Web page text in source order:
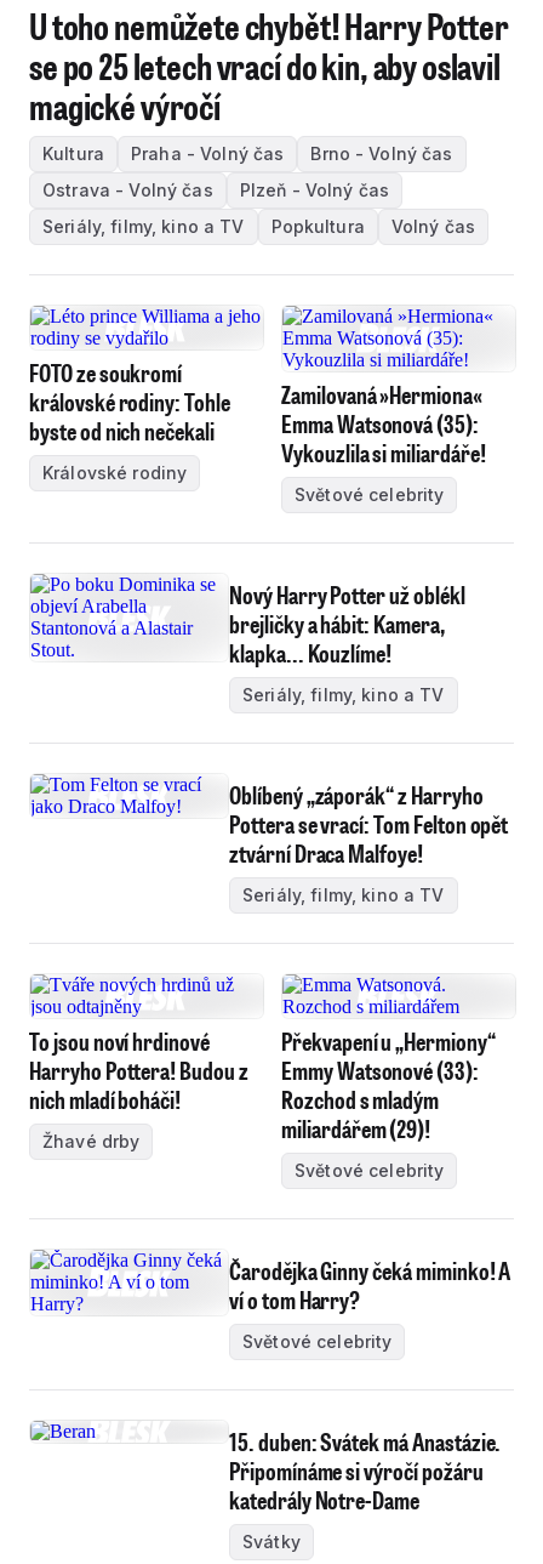
U toho nemůžete chybět! Harry Potter
se po 25 letech vrací do kin, aby oslavil
magické výročí
Kultura Praha - Volný čas
Brno - Volný čas
Ostrava - Volný čas
Plzeň - Volný čas
Seriály, filmy, kino a TV
Popkultura Volný čas
FOTO ze soukromí
královské rodiny: Tohle
byste od nich nečekali
Královské rodiny
Zamilovaná »Hermiona«
Emma Watsonová (35):
Vykouzlila si miliardáře!
Světové celebrity
Nový Harry Potter už oblékl
brejličky a hábit: Kamera,
klapka... Kouzlíme!
Seriály, filmy, kino a TV
Oblíbený „záporák“ z Harryho
Pottera se vrací: Tom Felton opět
ztvární Draca Malfoye!
Seriály, filmy, kino a TV
To jsou noví hrdinové
Harryho Pottera! Budou z
nich mladí boháči!
Žhavé drby
Překvapení u „Hermiony“
Emmy Watsonové (33):
Rozchod s mladým
miliardářem (29)!
Světové celebrity
Čarodějka Ginny čeká miminko! A
ví o tom Harry?
Světové celebrity
15. duben: Svátek má Anastázie.
Připomínáme si výročí požáru
katedrály Notre-Dame
Svátky